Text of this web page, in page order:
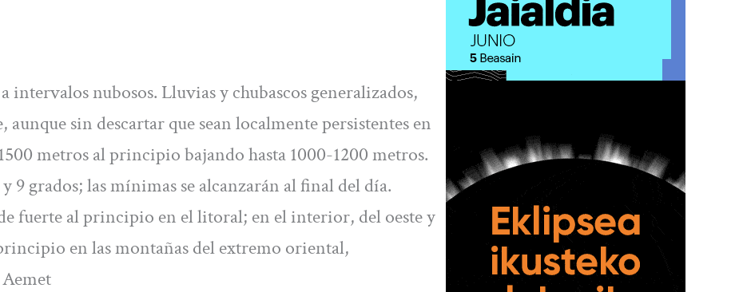
nubosos. Lluvias y chubascos generalizados,
sin descartar que sean localmente persistentes en
metros al principio bajando hasta 1000-1200 metros.
9 grados; las mínimas se alcanzarán al final del día.
fuerte al principio en el litoral; en el interior, del oeste y
en las montañas del extremo oriental,